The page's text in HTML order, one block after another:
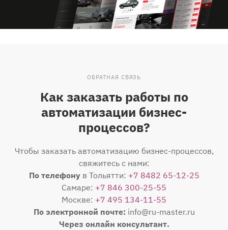
ОБРАТНАЯ СВЯЗЬ
Как заказать работы по
автоматизации бизнес-
процессов?
Чтобы заказать автоматизацию бизнес-процессов,
свяжитесь с нами:
По телефонув Тольятти: +7 8482 65-12-25
Самаре: +7 846 300-25-55
Москве: +7 495 134-11-55
По электронной почте: info@ru-master.ru
Через онлайн консультант.